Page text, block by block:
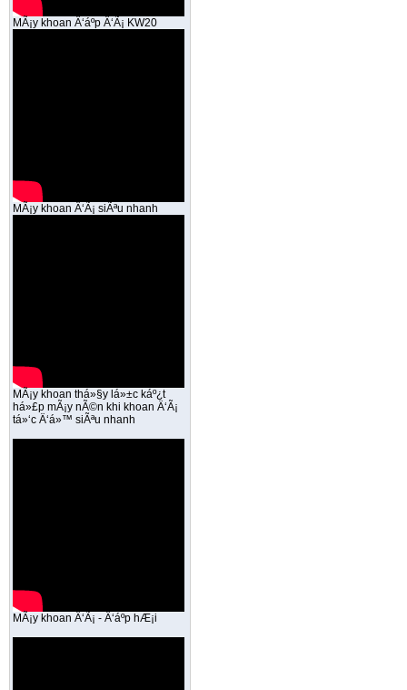
MÃ¡y khoan Ä‘áº­p Ä‘Ã¡ KW20
MÃ¡y khoan Ä‘Ã¡ siÃªu nhanh
MÃ¡y khoan thá»§y lá»±c káº¿t
há»£p mÃ¡y nÃ©n khi khoan Ä‘Ã¡
tá»‘c Ä‘á»™ siÃªu nhanh
MÃ¡y khoan Ä‘Ã¡ - Ä‘áº­p hÆ¡i